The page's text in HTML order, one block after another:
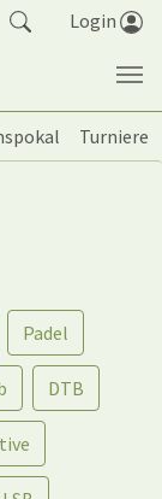
Login
Turniere
Padel
DTB